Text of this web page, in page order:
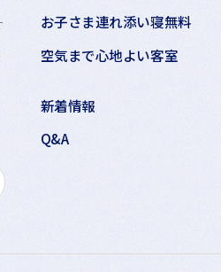
お子さま連れ添い寝無料
空気まで心地よい客室
新着情報
Q&A